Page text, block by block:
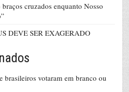
cruzados enquanto Nosso
DEVE SER EXAGERADO
brasileiros votaram em branco ou